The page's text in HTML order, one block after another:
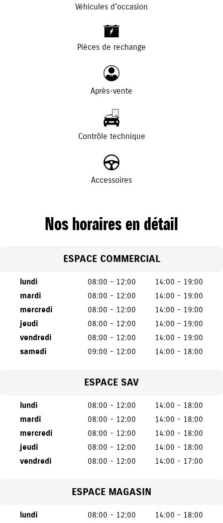
Véhicules d'occasion
- +
Pièces de rechange
Après-vente
Contrôle technique
Accessoires
Nos horaires en détail
ESPACE COMMERCIAL
lundi 08:00 - 12:00
14:00 - 19:00
mardi
08:00 - 12:00
14:00 - 19:00
mercredi
08:00 - 12:00
14:00 - 19:00
jeudi
08:00 - 12:00
14:00 - 19:00
vendredi
08:00 - 12:00
14:00 - 19:00
samedi
09:00 - 12:00 14:00 - 18:00
ESPACE SAV
lundi 08:00 - 12:00
14:00 - 18:00
mardi
08:00 - 12:00
14:00 - 18:00
mercredi
08:00 - 12:00
14:00 - 18:00
jeudi
08:00 - 12:00
14:00 - 18:00
vendredi
08:00 - 12:00 14:00 - 17:00
ESPACE MAGASIN
lundi 08:00 - 12:00
14:00 - 18:00